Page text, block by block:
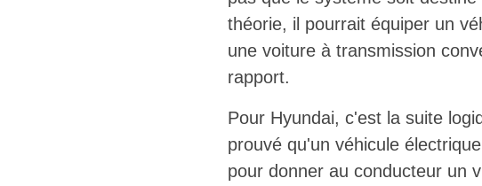
théorie, il pourrait équiper un
une voiture à transmission
rapport.
Pour Hyundai, c'est la suite
prouvé qu'un véhicule
pour donner au conducteur un